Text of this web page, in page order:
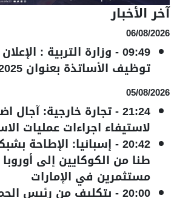
آخر الأخبار
06/08/2026
09:49
- وزارة التربية :
توظيف الأساتذة بعنوان 2025
05/08/2026
21:24
-تجارة خارجية: آجال
لاستيفاء اجراءات عمليات
20:42
-
طنا من الكوكايين إلى
مستثمرين في الإمارات
20:00
- بتكليف من رئيس